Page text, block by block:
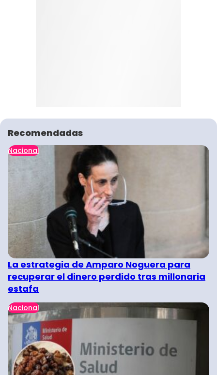
Recomendadas
Nacional
La estrategia de Amparo Noguera para
recuperar el dinero perdido tras millonaria
estafa
Nacional